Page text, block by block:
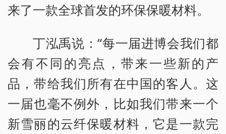
来了一款全球首发的环保保暖材料。
丁泓禹说：“每一届进博会我们都
会有不同的亮点，带来一些新的产
品，带给我们所有在中国的客人。这
一届也毫不例外，比如我们带来一个
新雪丽的云纤保暖材料，它是一款完